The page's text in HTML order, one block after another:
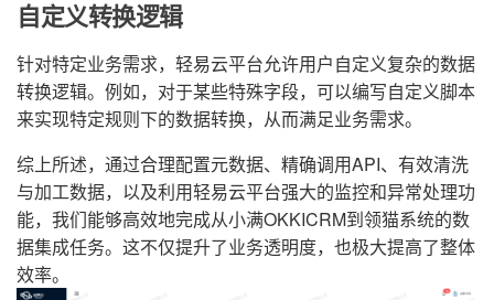
自定义转换逻辑
针对特定业务需求，轻易云平台允许用户自定义复杂的数据
转换逻辑。例如，对于某些特殊字段，可以编写自定义脚本
来实现特定规则下的数据转换，从而满足业务需求。
综上所述，通过合理配置元数据、精确调用API、有效清洗
与加工数据，以及利用轻易云平台强大的监控和异常处理功
能，我们能够高效地完成从小满OKKICRM到领猫系统的数
据集成任务。这不仅提升了业务透明度，也极大提高了整体
效率。